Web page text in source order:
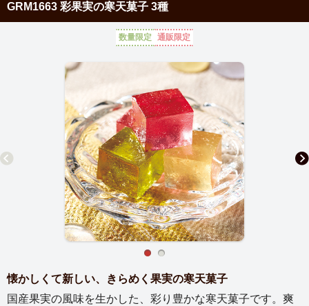
GRM1663 彩果実の寒天菓子 3種
数量限定 通販限定
懐かしくて新しい、きらめく果実の寒天菓子
国産果実の風味を生かした、彩り豊かな寒天菓子です。爽